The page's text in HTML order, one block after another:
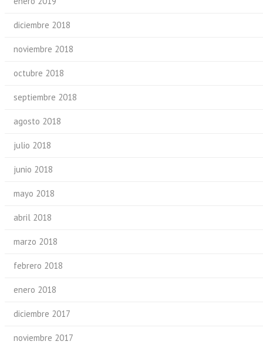
diciembre 2018
noviembre 2018
octubre 2018
septiembre 2018
agosto 2018
julio 2018
junio 2018
mayo 2018
abril 2018
marzo 2018
febrero 2018
enero 2018
diciembre 2017
noviembre 2017